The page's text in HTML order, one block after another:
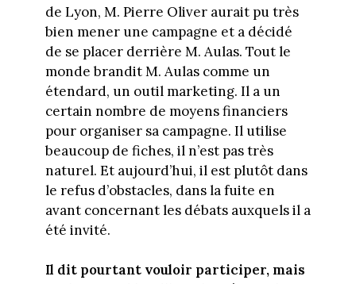
de Lyon, M. Pierre Oliver aurait pu très
bien mener une campagne et a décidé
de se placer derrière M. Aulas. Tout le
monde brandit M. Aulas comme un
étendard, un outil marketing. Il a un
certain nombre de moyens financiers
pour organiser sa campagne. Il utilise
beaucoup de fiches, il n’est pas très
naturel. Et aujourd’hui, il est plutôt dans
le refus d’obstacles, dans la fuite en
avant concernant les débats auxquels il a
été invité.
Il dit pourtant vouloir participer, mais